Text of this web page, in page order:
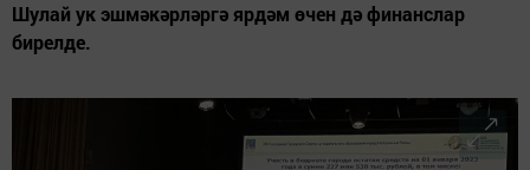
Шулай ук эшмәкәрләргә ярдәм өчен дә финанслар
бирелде.